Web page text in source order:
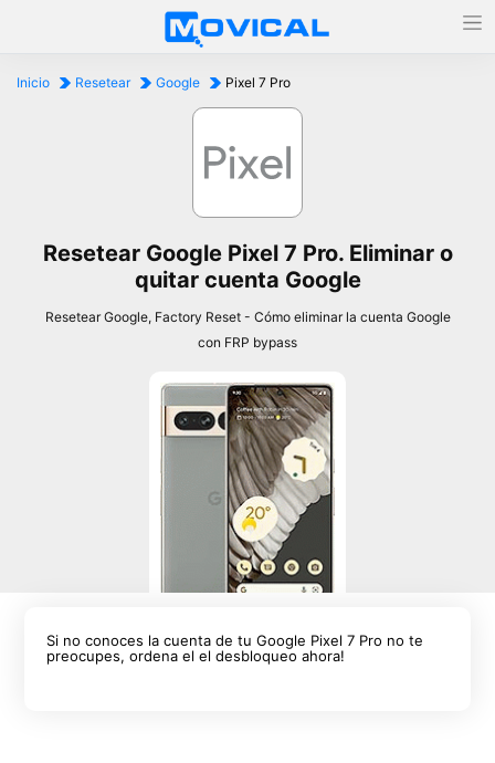
Inicio Resetear Google Pixel 7 Pro
Resetear Google Pixel 7 Pro. Eliminar o
quitar cuenta Google
Resetear Google, Factory Reset - Cómo eliminar la cuenta Google
con FRP bypass
Si no conoces la cuenta de tu Google Pixel 7 Pro no te
preocupes, ordena el el desbloqueo ahora!